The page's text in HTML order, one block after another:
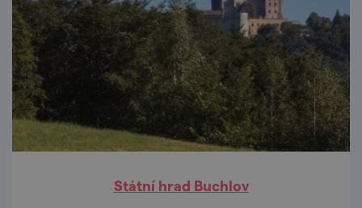
Státní hrad Buchlov